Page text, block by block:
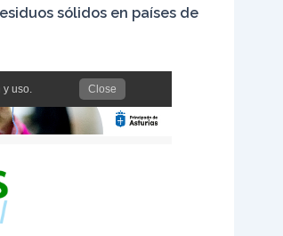
sólidos en países de